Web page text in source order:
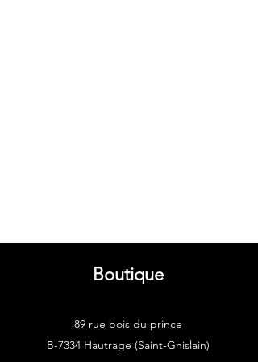
Boutique
89 rue bois du prince
B-7334 Hautrage (Saint-Ghislain)